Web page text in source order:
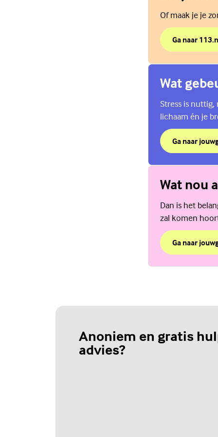
Of maak je je
Ga naar
over Zie je
(Externe link)
Wat
Stress is
lichaam én je
Ga naar
over Wat
(Externe link)
Wat nou
Dan is het
zal komen
Ga naar
over Wat nou
(Externe link)
Anoniem en gratis
advies?